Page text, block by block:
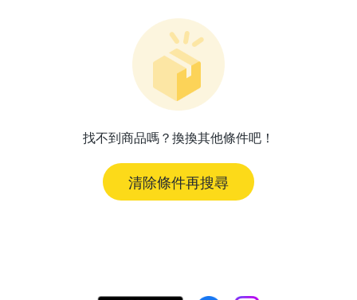
找不到商品嗎？換換其他條件吧！
清除條件再搜尋